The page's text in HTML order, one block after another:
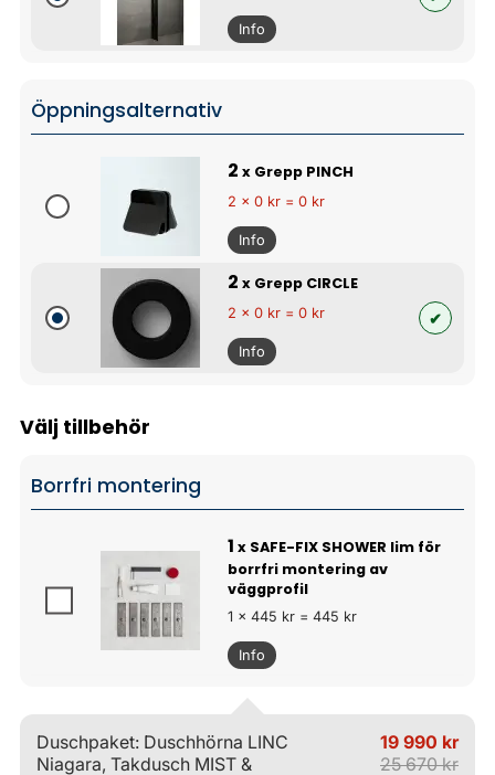
Info
Öppningsalternativ
2 x Grepp PINCH
2 x 0 kr = 0 kr
Info
2 x Grepp CIRCLE
2 x 0 kr = 0 kr
Info
Välj tillbehör
Borrfri montering
1 x SAFE-FIX SHOWER lim för
borrfri montering av
väggprofil
1 x 445 kr = 445 kr
Info
Duschpaket: Duschhörna LINC
Niagara, Takdusch MIST &
19 990 kr
25 670 kr